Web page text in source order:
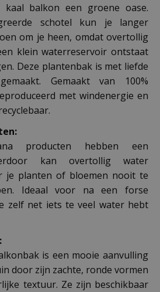
kaal balkon een groene oase.
schotel kun je langer
om je heen, omdat overtollig
klein waterreservoir ontstaat
Deze plantenbak is met liefde
Gemaakt van 100%
met windenergie en
producten hebben een
kan overtollig water
je planten of bloemen nooit te
Ideaal voor na een forse
zelf net iets te veel water hebt
is een mooie aanvulling
door zijn zachte, ronde vormen
textuur. Ze zijn beschikbaar